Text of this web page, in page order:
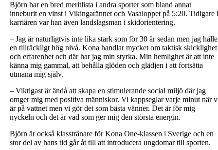
Björn har en bred meritlista i andra sporter som bland annat
inneburit en vinst i Vikingarännet och Vasaloppet på 5:20. Tidigare i
karriären var han även landslagsman i skidorientering.
– Jag är naturligtvis inte lika stark som för 30 år sedan men jag
en tillräckligt hög nivå. Kona handlar mycket om taktisk skicklighet
och erfarenhet och där har jag min styrka. Min hemlighet är att inte
känna mig gammal, att behålla glöden och glädjen i att fortsätta
utmana mig själv.
– Viktigast är ändå att skapa en stimulerande social miljö där jag
omger mig med positiva människor. Vi kappseglar varje minut när
är på vattnet men vi gör det som bästa vänner. Det är för mig
nyckeln och det är vad som ger mig den största energin.
Björn är också klasstränare för Kona One-klassen i Sverige och en
stor del av hans tid går åt till att introducera ungdomar till sporten.